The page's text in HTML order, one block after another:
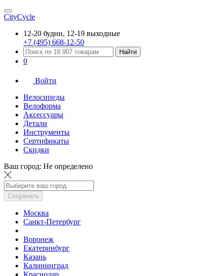
CityCycle
12-20 будни, 12-19 выходные
+7 (495) 668-12-50
Найти
0
Войти
Велосипеды
Велоформа
Аксессуары
Детали
Инструменты
Сертификаты
Скидки
Ваш город: Не определено
Сохранить
Москва
Санкт-Петербург
Воронеж
Екатеринбург
Казань
Калининград
Краснодар